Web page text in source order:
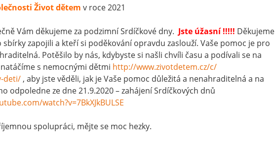
Život dětem v roce 2021
Vám děkujeme za podzimní Srdíčkové dny. Jste úžasní !!!!! Děkujeme
sbírky zapojili a kteří si poděkování opravdu zaslouží. Vaše pomoc je pro
Potěšilo by nás, kdybyste si našli chvíli času a podívali se na
s nemocnými dětmi http://www.zivotdetem.cz/c/
deti/ , aby jste věděli, jak je Vaše pomoc důležitá a nenahraditelná a na
odpoledne ze dne 21.9.2020 – zahájení Srdíčkových dnů
watch?v=7BkXJkBULSE
spolupráci, mějte se moc hezky.